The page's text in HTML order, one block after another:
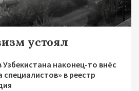
устоял
наконец-то внёс
в реестр